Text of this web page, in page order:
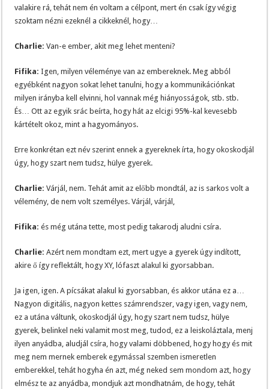
valakire rá, tehát nem én voltam a célpont, mert én csak így végig
szoktam nézni ezeknél a cikkeknél, hogy…
Charlie: Van-e ember, akit meg lehet menteni?
Fifika: Igen, milyen véleménye van az embereknek. Meg abból
egyébként nagyon sokat lehet tanulni, hogy a kommunikációnkat
milyen irányba kell elvinni, hol vannak még hiányosságok, stb. stb.
És… Ott az egyik srác beírta, hogy hát az elcigi 95%-kal kevesebb
kártételt okoz, mint a hagyományos.
Erre konkrétan ezt név szerint ennek a gyereknek írta, hogy okoskodjál
úgy, hogy szart nem tudsz, hülye gyerek.
Charlie: Várjál, nem. Tehát amit az előbb mondtál, az is sarkos volt a
vélemény, de nem volt személyes. Várjál, várjál,
Fifika: és még utána tette, most pedig takarodj aludni csíra.
Charlie: Azért nem mondtam ezt, mert ugye a gyerek úgy indított,
akire ő így reflektált, hogy XY, lófaszt alakul ki gyorsabban.
Ja igen, igen. A pícsákat alakul ki gyorsabban, és akkor utána ez a…
Nagyon digitális, nagyon kettes számrendszer, vagy igen, vagy nem,
ez a utána váltunk, okoskodjál úgy, hogy szart nem tudsz, hülye
gyerek, belinkel neki valamit most meg, tudod, ez a leiskoláztala, menj
ilyen anyádba, aludjál csíra, hogy valami döbbened, hogy hogy és mit
meg nem mernek emberek egymással szemben ismeretlen
emberekkel, tehát hogyha én azt, még neked sem mondom azt, hogy
elmész te az anyádba, mondjuk azt mondhatnám, de hogy, tehát